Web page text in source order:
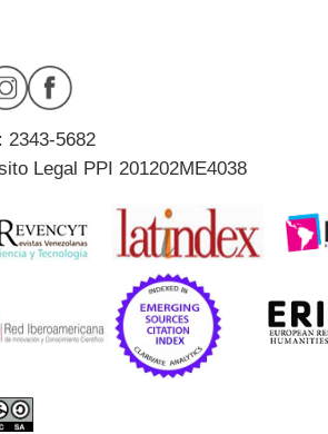
2343-5682
Legal PPI 201202ME4038